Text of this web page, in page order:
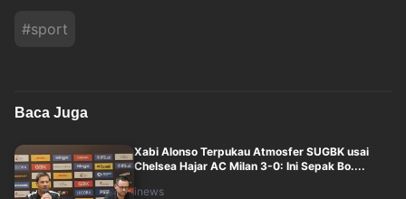
#sport
Baca Juga
Xabi Alonso Terpukau Atmosfer SUGBK usai
Chelsea Hajar AC Milan 3-0: Ini Sepak Bo....
inews